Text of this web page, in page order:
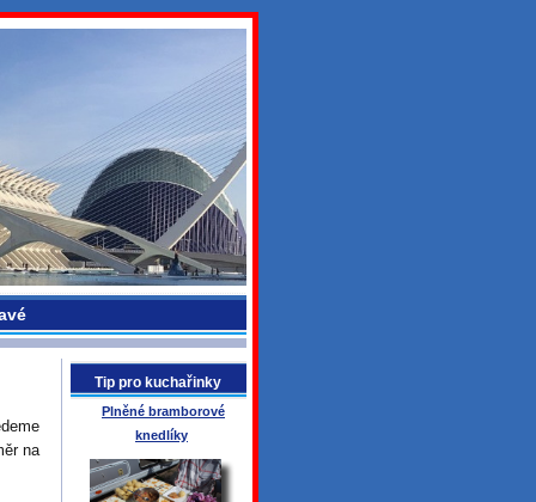
Tip pro kuchařinky
Plněné bramborové
knedlíky
na